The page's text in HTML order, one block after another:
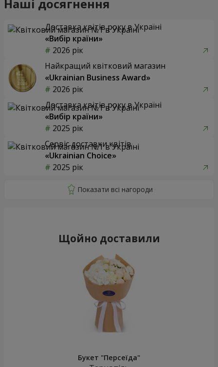
Наші досягнення
Доставка квітів року в Україні
«Вибір країни»
2026 рік
Найкращий квітковий магазин
«Ukrainian Business Award»
2026 рік
Доставка квітів року в Україні
«Вибір країни»
2025 рік
Сервіс доставки квітів
«Ukrainian Choice»
2025 рік
Щойно доставили
Букет "Персеїда"